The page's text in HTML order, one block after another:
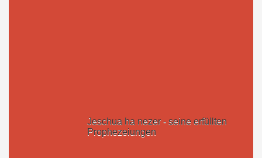
Jeschua ha nezer - seine erfüllten
Prophezeiungen